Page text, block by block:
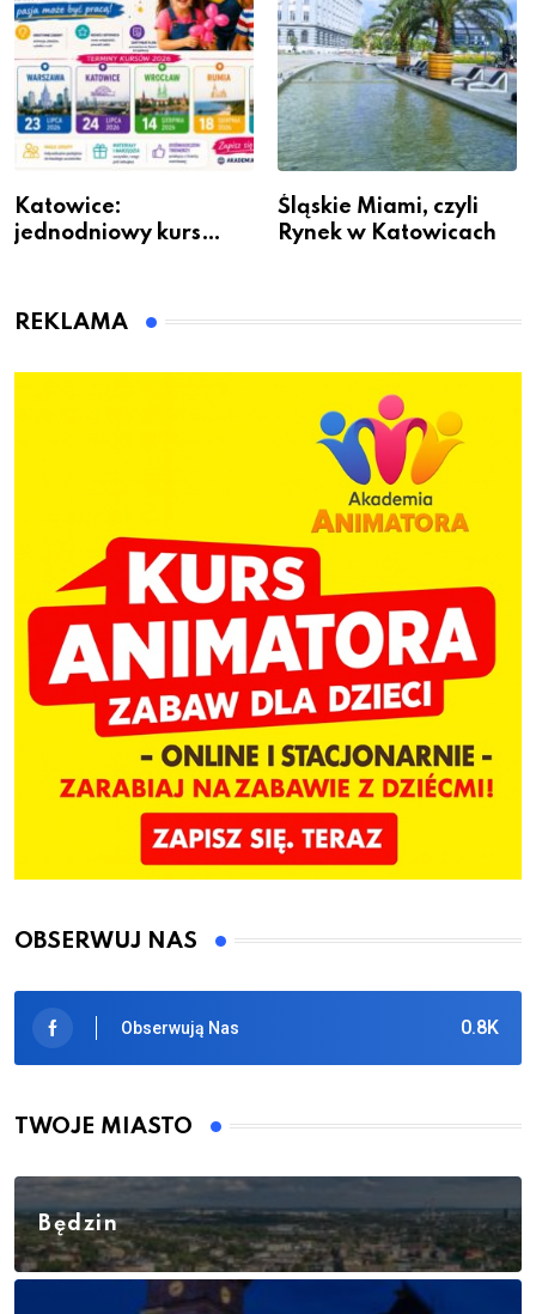
Katowice:
jednodniowy kurs
dzieci
Śląskie Miami, czyli
Rynek w Katowicach
REKLAMA
OBSERWUJ NAS
0.8K
Obserwują Nas
TWOJE MIASTO
Będzin